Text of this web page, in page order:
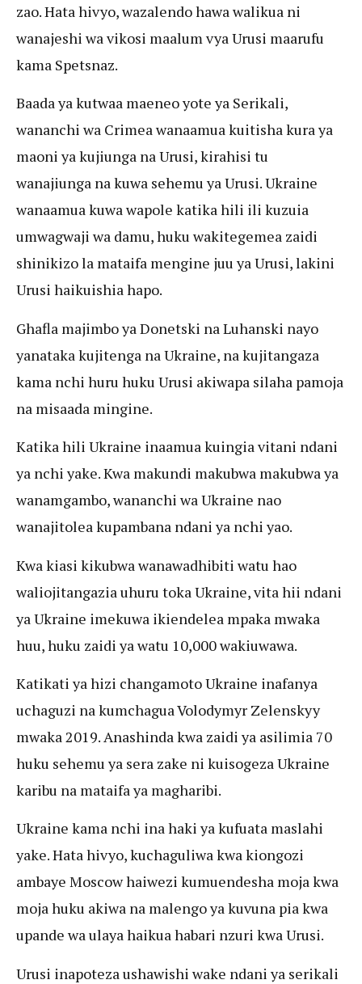
zao. Hata hivyo, wazalendo hawa walikua ni
wanajeshi wa vikosi maalum vya Urusi maarufu
kama Spetsnaz.
Baada ya kutwaa maeneo yote ya Serikali,
wananchi wa Crimea wanaamua kuitisha kura ya
maoni ya kujiunga na Urusi, kirahisi tu
wanajiunga na kuwa sehemu ya Urusi. Ukraine
wanaamua kuwa wapole katika hili ili kuzuia
umwagwaji wa damu, huku wakitegemea zaidi
shinikizo la mataifa mengine juu ya Urusi, lakini
Urusi haikuishia hapo.
Ghafla majimbo ya Donetski na Luhanski nayo
yanataka kujitenga na Ukraine, na kujitangaza
kama nchi huru huku Urusi akiwapa silaha pamoja
na misaada mingine.
Katika hili Ukraine inaamua kuingia vitani ndani
ya nchi yake. Kwa makundi makubwa makubwa ya
wanamgambo, wananchi wa Ukraine nao
wanajitolea kupambana ndani ya nchi yao.
Kwa kiasi kikubwa wanawadhibiti watu hao
waliojitangazia uhuru toka Ukraine, vita hii ndani
ya Ukraine imekuwa ikiendelea mpaka mwaka
huu, huku zaidi ya watu 10,000 wakiuwawa.
Katikati ya hizi changamoto Ukraine inafanya
uchaguzi na kumchagua Volodymyr Zelenskyy
mwaka 2019. Anashinda kwa zaidi ya asilimia 70
huku sehemu ya sera zake ni kuisogeza Ukraine
karibu na mataifa ya magharibi.
Ukraine kama nchi ina haki ya kufuata maslahi
yake. Hata hivyo, kuchaguliwa kwa kiongozi
ambaye Moscow haiwezi kumuendesha moja kwa
moja huku akiwa na malengo ya kuvuna pia kwa
upande wa ulaya haikua habari nzuri kwa Urusi.
Urusi inapoteza ushawishi wake ndani ya serikali